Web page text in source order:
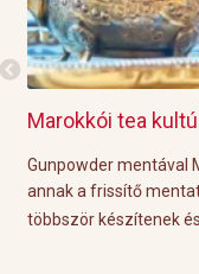
Marokkói tea
Gunpowder mentával
annak a frissítő
többször készítenek és